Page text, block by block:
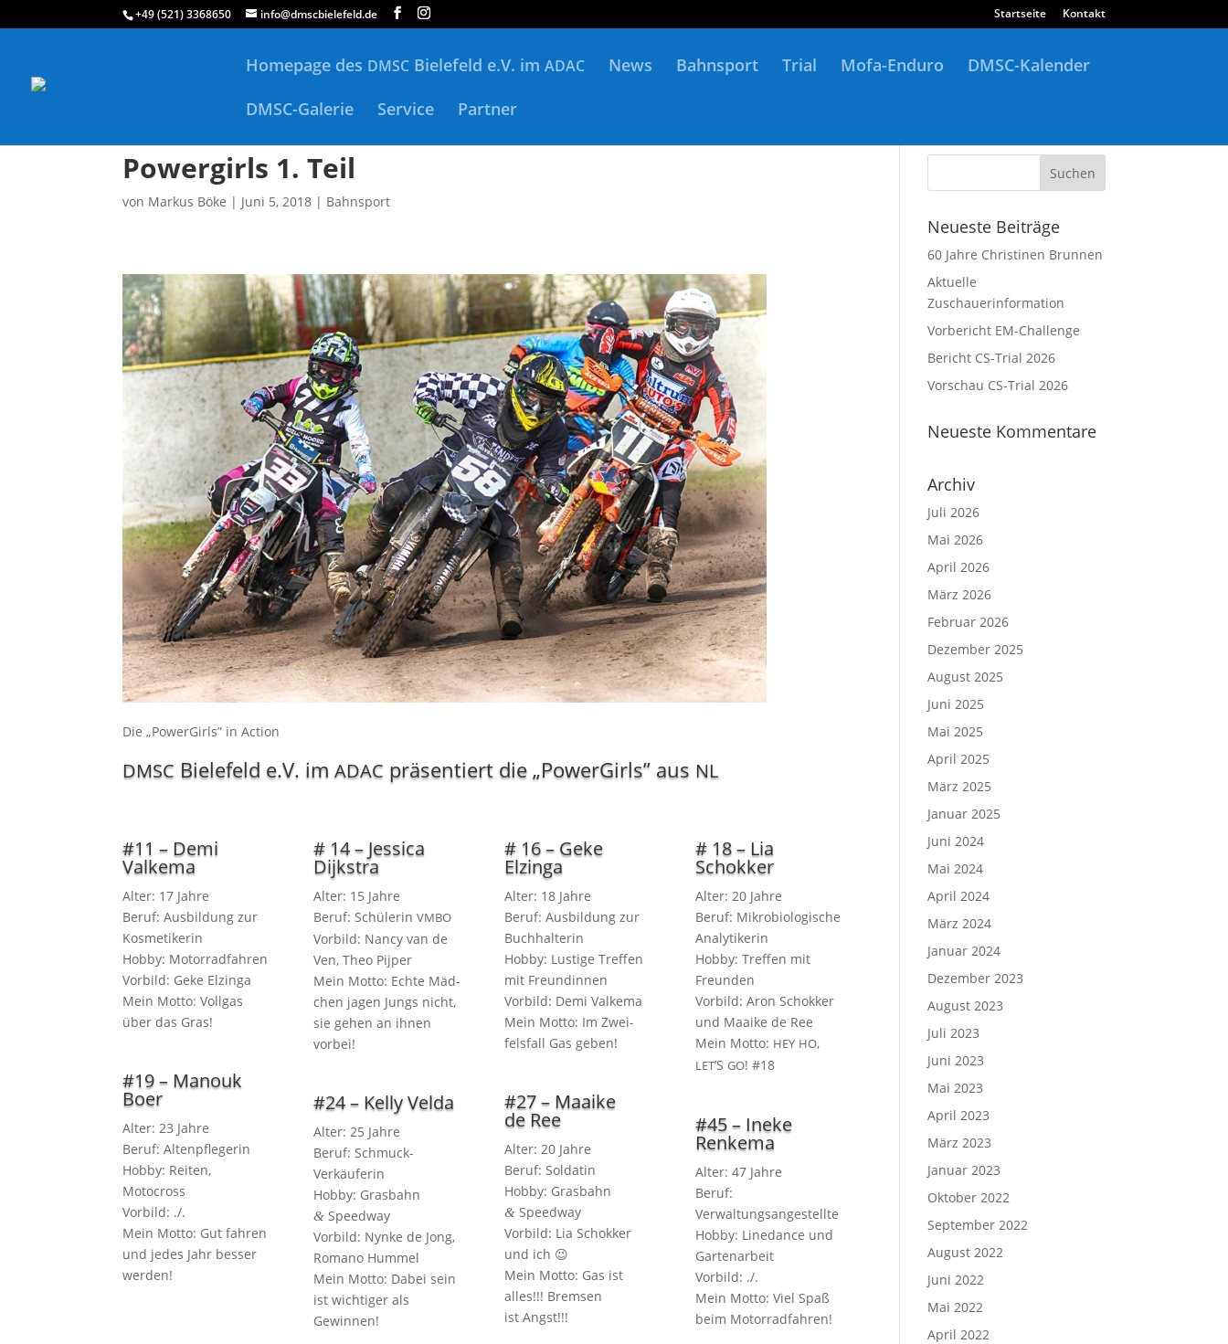
+49 (521) 3368650 info@dmscbielefeld.de Startseite Kontakt
Homepage des DMSC Bielefeld e.V. im ADAC News Bahnsport Trial Mofa-Enduro
DMSC-Kalender
DMSC-Galerie
Service Partner
Powergirls 1. Teil
von Markus Böke | Juni 5, 2018 | Bahnsport
Die „Power­Girls” in Action
DMSC Bielefeld e.V. imADAC präsentiert die „PowerGirls” aus NL
#11 – Demi
Valkema
Alter: 17 Jahre
Beruf: Aus­bil­dung zur
Kosmetikerin
Hob­by: Motorradfahren
Vor­bild: Geke Elzinga
Mein Mot­to: Voll­gas
über das Gras!
#19 – Manouk
Boer
Alter: 23 Jahre
Beruf: Altenpflegerin
Hob­by: Rei­ten,
Motocross
Vorbild: ./.
Mein Mot­to: Gut fah­ren
und jedes Jahr bes­ser
werden!
# 14 – Jessica
Dijkstra
Alter: 15 Jahre
Beruf: Schü­le­rinVMBO
Vor­bild: Nan­cy van de
Ven, Theo Pijper
Mein Mot­to: Ech­te Mäd­
chen jagen Jungs nicht,
sie gehen an ihnen
vorbei!
#24 – Kelly Velda
Alter: 25 Jahre
Beruf: Schmuck-
Verkäuferin
Hob­by: Gras­bahn
& Speedway
Vor­bild: Nyn­ke de Jong,
Roma­no Hummel
Mein Mot­to: Dabei sein
ist wich­ti­ger als
Gewinnen!
# 16 – Geke
Elzinga
Alter: 18 Jahre
Beruf: Aus­bil­dung zur
Buchhalterin
Hob­by: Lus­ti­ge Tref­fen
mit Freundinnen
Vor­bild: Demi Valkema
Mein Mot­to: Im Zwei­
fels­fall Gas geben!
#27 – Maaike
de Ree
Alter: 20 Jahre
Beruf: Soldatin
Hob­by: Gras­bahn
&Speedway
Vor­bild: Lia Schok­ker
und ich 😉
Mein Mot­to: Gas ist
alles!!! Brem­sen
ist Angst!!!
# 18 – Lia
Schokker
Alter: 20 Jahre
Beruf: Mikro­bio­lo­gi­sche
Analytikerin
Hob­by: Tref­fen mit
Freunden
Vor­bild: Aron Schok­ker
und Maai­ke de Ree
Mein Mot­to: HEY HO,
LET’S GO! #18
#45 – Ineke
Renkema
Alter: 47 Jahre
Beruf:
Verwaltungsangestellte
Hob­by: Line­dance und
Gartenarbeit
Vorbild: ./.
Mein Mot­to: Viel Spaß
beim Motorradfahren!
Neueste Beiträge
60 Jahre Christinen Brunnen
Aktuelle
Zuschauerinformation
Vorbericht EM-Challenge
Bericht CS-Trial 2026
Vorschau CS-Trial 2026
Neueste Kommentare
Archiv
Juli 2026
Mai 2026
April 2026
März 2026
Februar 2026
Dezember 2025
August 2025
Juni 2025
Mai 2025
April 2025
März 2025
Januar 2025
Juni 2024
Mai 2024
April 2024
März 2024
Januar 2024
Dezember 2023
August 2023
Juli 2023
Juni 2023
Mai 2023
April 2023
März 2023
Januar 2023
Oktober 2022
September 2022
August 2022
Juni 2022
Mai 2022
April 2022